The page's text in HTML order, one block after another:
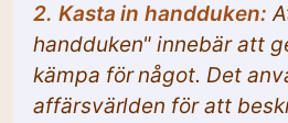
2. Kasta in handduken:
handduken" innebär att
kämpa för något. Det
affärsvärlden för att